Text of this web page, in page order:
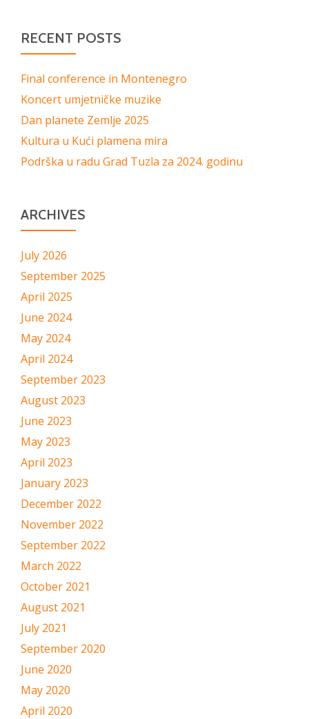
RECENT POSTS
Final conference in Montenegro
Koncert umjetničke muzike
Dan planete Zemlje 2025
Kultura u Kući plamena mira
Podrška u radu Grad Tuzla za 2024. godinu
ARCHIVES
July 2026
September 2025
April 2025
June 2024
May 2024
April 2024
September 2023
August 2023
June 2023
May 2023
April 2023
January 2023
December 2022
November 2022
September 2022
March 2022
October 2021
August 2021
July 2021
September 2020
June 2020
May 2020
April 2020